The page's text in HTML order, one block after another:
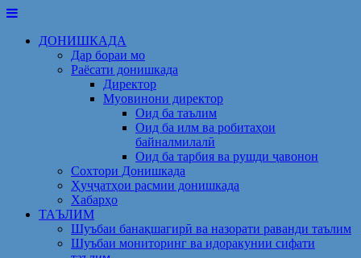
Skip
contentДОНИШКАДА
Дар бораи мо
Раёсати донишкада
Директор
Муовинони директор
Оид ба таълим
Оид ба илм ва робитаҳои
байналмилалӣ
Оид ба тарбия ва рушди ҷавонон
Сохтори Донишкада
Ҳуҷҷатҳои расмии донишкада
Хабарҳо
ТАЪЛИМ
Шуъбаи банақшагирӣ ва назорати раванди таълим
Шуъбаи мониторинг ва идоракунии сифати